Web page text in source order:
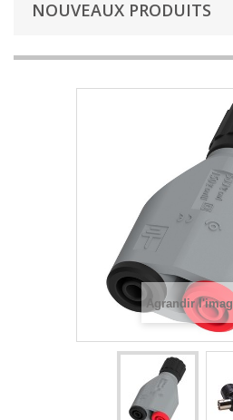
NOUVEAUX PRODUITS
Agrandir